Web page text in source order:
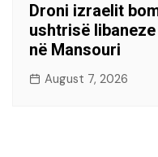
Droni izraelit
ushtrisë
në Mansouri
August 7, 2026